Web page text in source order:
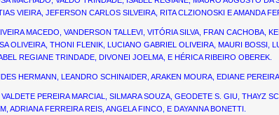
VIEIRA, JEFERSON CARLOS SILVEIRA, RITA CLZIONOSKI E AMANDA
MACEDO, VANDERSON TALLEVI, VITÓRIA SILVA, FRAN CACHOBA,
OLIVEIRA, THONI FLENIK, LUCIANO GABRIEL OLIVEIRA, MAURI BOSSI,
REGIANE TRINDADE, DIVONEI JOELMA, E HÉRICA RIBEIRO OBEREK.
HERMANN, LEANDRO SCHINAIDER, ARAKEN MOURA, EDIANE
PEREIRA MARCIAL, SILMARA SOUZA, GEODETE S. GIU, THAYZ
ADRIANA FERREIRA REIS, ANGELA FINCO, E DAYANNA BONETTI.